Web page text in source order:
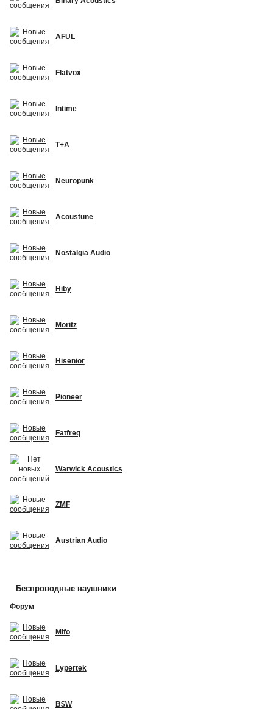
AFUL
Flatvox
Intime
T+A
Neuropunk
Acoustune
Nostalgia Audio
Hiby
Moritz
Hisenior
Pioneer
Fatfreq
Warwick Acoustics
ZMF
Austrian Audio
Беспроводные наушники
Форум
Mifo
Lypertek
B$W